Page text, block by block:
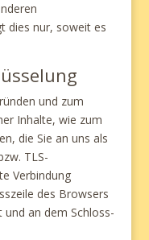
dies nur, soweit es
und zum
Inhalte, wie zum
die Sie an uns als
TLS-
Verbindung
des Browsers
und an dem Schloss-